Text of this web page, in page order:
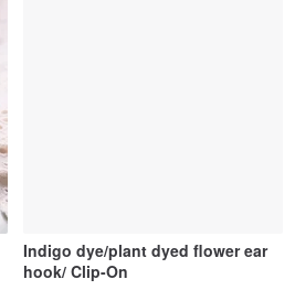
Indigo dye/plant dyed flower ear
hook/ Clip-On